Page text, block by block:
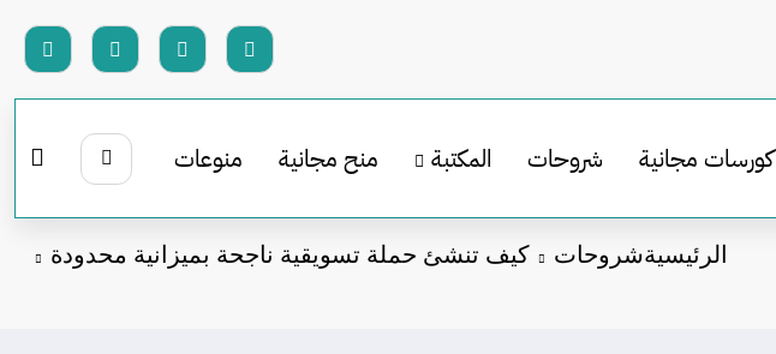
كورسات مجانية شروحات المكتبة منح مجانية منوعات
الرئيسيةشروحات كيف تنشئ حملة تسويقية ناجحة بميزانية محدودة